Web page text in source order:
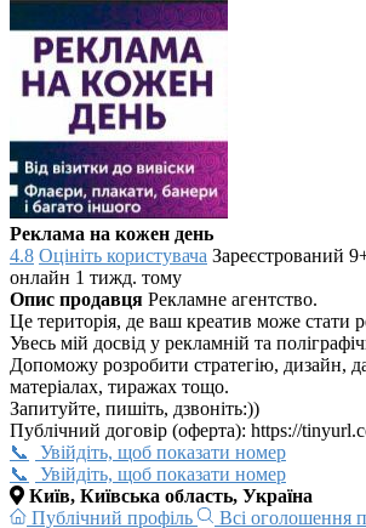
Реклама на кожен день
4.8 Оцініть користувача Зареєстрований
онлайн 1 тижд. тому
Опис продавця Рекламне агентство.
Це територія, де ваш креатив може стати
Увесь мій досвід у рекламній та
Допоможу розробити стратегію, дизайн,
матеріалах, тиражах тощо.
Запитуйте, пишіть, дзвоніть:))
Публічний договір (оферта): https://
Увійдіть, щоб показати номер
Увійдіть, щоб показати номер
Київ, Київська область, Україна
Публічний профіль
Всі оголошення